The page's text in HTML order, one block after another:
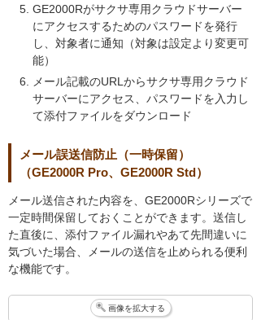
GE2000Rがサクサ専用クラウドサーバー
にアクセスするためのパスワードを発行
し、対象者に通知（対象は設定より変更可
能）
メール記載のURLからサクサ専用クラウド
サーバーにアクセス、パスワードを入力し
て添付ファイルをダウンロード
メール誤送信防止（一時保留）
（GE2000R Pro、GE2000R Std）
メール送信された内容を、GE2000Rシリーズで
一定時間保留しておくことができます。送信し
た直後に、添付ファイル漏れやあて先間違いに
気づいた場合、メールの送信を止められる便利
な機能です。
画像を拡大する